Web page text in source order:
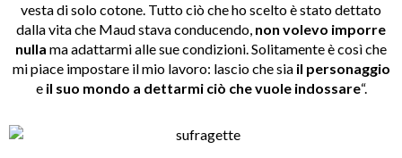
vesta di solo cotone. Tutto ciò che ho scelto è stato dettato
dalla vita che Maud stava conducendo, non volevo imporre
nulla ma adattarmi alle sue condizioni. Solitamente è così che
mi piace impostare il mio lavoro: lascio che sia il personaggio
e il suo mondo a dettarmi ciò che vuole indossare“.